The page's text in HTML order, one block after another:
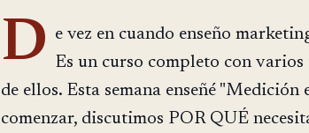
D e vez en cuando enseño
Es un curso completo con
de ellos. Esta semana enseñé
comenzar, discutimos POR QUÉ